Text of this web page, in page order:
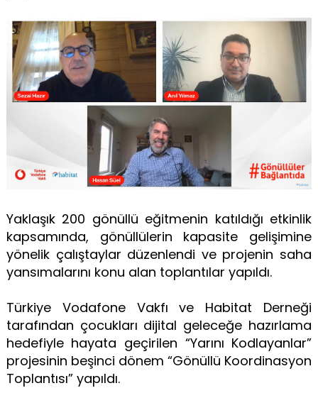
Yaklaşık 200 gönüllü eğitmenin katıldığı etkinlik
kapsamında, gönüllülerin kapasite gelişimine
yönelik çalıştaylar düzenlendi ve projenin saha
yansımalarını konu alan toplantılar yapıldı.
Türkiye Vodafone Vakfı ve Habitat Derneği
tarafından çocukları dijital geleceğe hazırlama
hedefiyle hayata geçirilen “Yarını Kodlayanlar”
projesinin beşinci dönem “Gönüllü Koordinasyon
Toplantısı” yapıldı.